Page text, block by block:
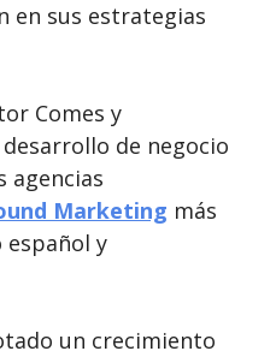
en sus estrategias
Comes y
de negocio
agencias
Marketing más
y
un crecimiento